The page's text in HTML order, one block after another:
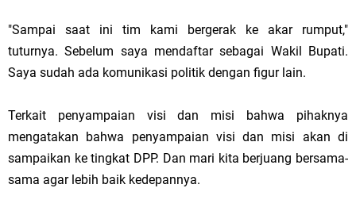
"Sampai saat ini tim kami bergerak ke akar rumput,"
tuturnya. Sebelum saya mendaftar sebagai Wakil Bupati.
Saya sudah ada komunikasi politik dengan figur lain.
Terkait penyampaian visi dan misi bahwa pihaknya
mengatakan bahwa penyampaian visi dan misi akan di
sampaikan ke tingkat DPP. Dan mari kita berjuang bersama-
sama agar lebih baik kedepannya.